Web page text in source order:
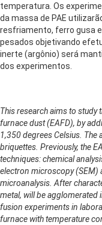
temperatura. Os
da massa de PAE
resfriamento, ferro gusa
pesados objetivando
inerte (argônio) será
dos experimentos.
This research aims to
furnace dust (EAFD), by
1,350 degrees Celsius. The
briquettes. Previously, the
techniques: chemical
electron microscopy (SEM)
microanalysis. After
metal, will be agglomerated
fusion experiments in
furnace with temperature